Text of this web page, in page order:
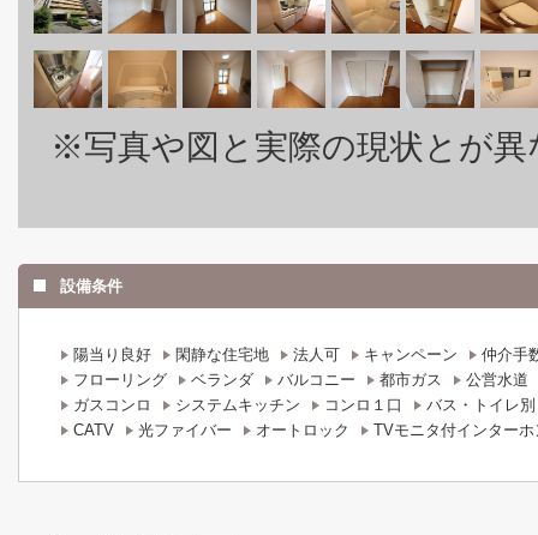
※写真や図と実際の現状とが
設備条件
陽当り良好 閑静な住宅地 法人可 キャンペーン
仲介手
フローリング
ベランダ バルコニー 都市ガス
公営水道
ガスコンロ
システムキッチン コンロ１口
バス・トイレ別
CATV
光ファイバー オートロック TVモニタ付インターホ